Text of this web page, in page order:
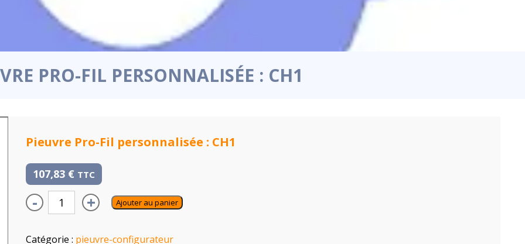
PRO-FIL PERSONNALISÉE : CH1
Pieuvre Pro-Fil personnalisée : CH1
107,83 € TTC
- + Ajouter au panier
Catégorie : pieuvre-configurateur